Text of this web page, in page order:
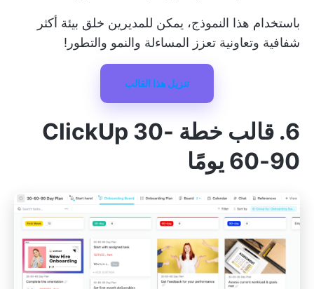
باستخدام هذا النموذج، يمكن للمديرين خلق بيئة أكثر
شفافية وتعاونية تعزز المساءلة والنمو والتطور!
تنزيل هذا القالب
6. قالب خطة ClickUp 30-
60-90 يومًا